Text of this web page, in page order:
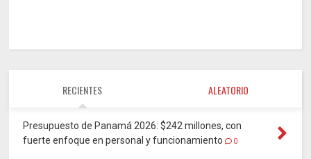
RECIENTES ALEATORIO
Presupuesto de Panamá 2026: $242 millones, con
fuerte enfoque en personal y funcionamiento
0